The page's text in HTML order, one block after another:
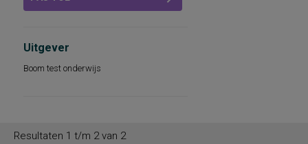
Uitgever
Boom test onderwijs
Resultaten 1 t/m 2 van 2